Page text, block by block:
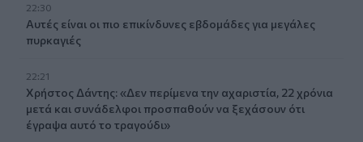
22:30
Αυτές είναι οι πιο επικίνδυνες εβδομάδες για μεγάλες
πυρκαγιές
22:21
Χρήστος Δάντης: «Δεν περίμενα την αχαριστία, 22 χρόνια
μετά και συνάδελφοι προσπαθούν να ξεχάσουν ότι
έγραψα αυτό το τραγούδι»